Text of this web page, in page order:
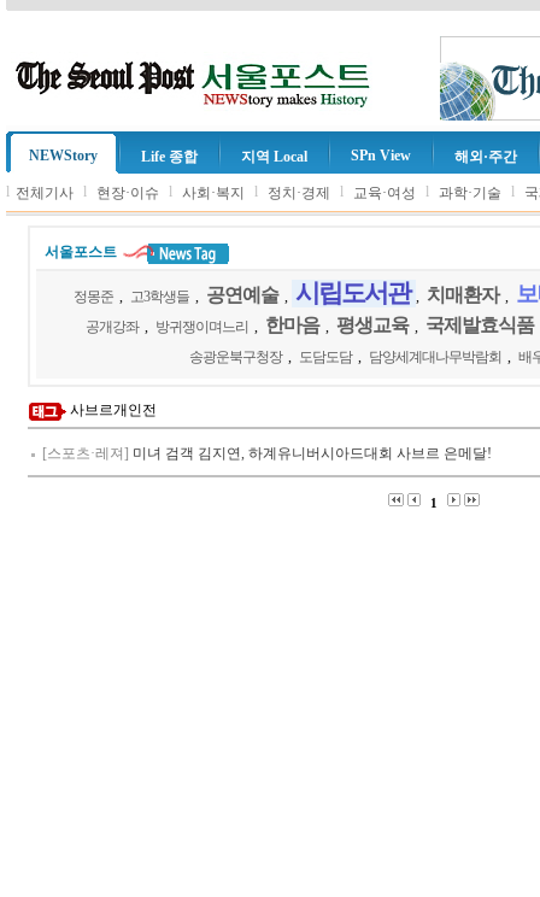
NEWStory Life 종합 지역 Local SPn View 해외·주간
l 전체기사 l 현장·이슈 l 사회·복지 l 정치·경제 l 교육·여성 l 과학·기술 l
서울포스트
정몽준 고3학생들 공연예술 시립도서관 치매환자
공개강좌 방귀쟁이며느리 한마음 평생교육 국제발효식품
송광운북구청장
도담도담 담양세계대나무박람회 배
사브르개인전
[스포츠·레져] 미녀 검객 김지연, 하계유니버시아드대회 사브르 은메달!
1